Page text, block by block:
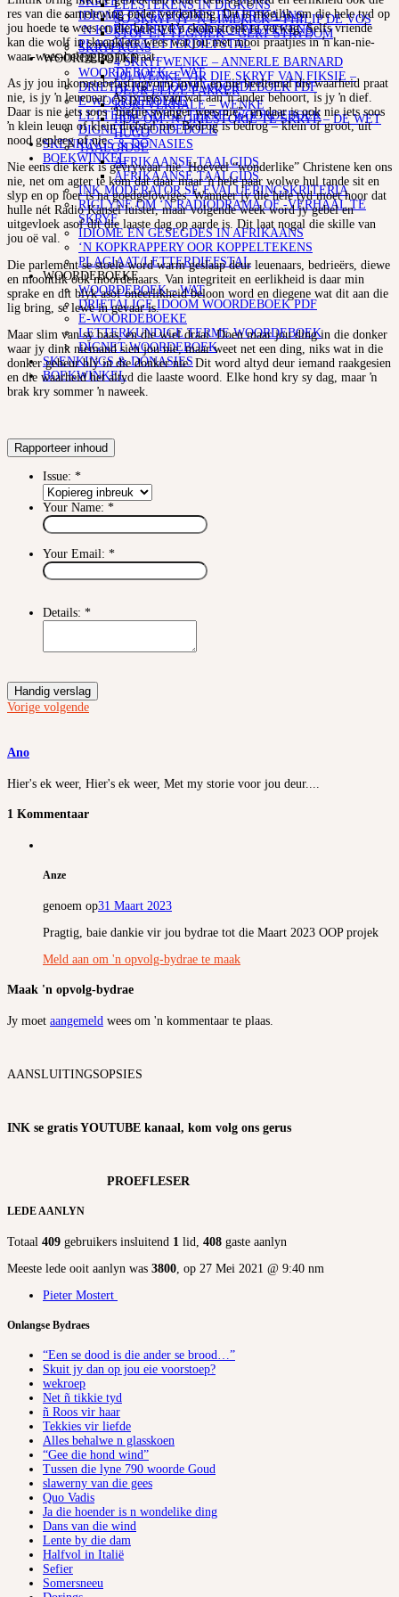
IDIOME EN GESEGDES IN AFRIKAANS
‘N KOPKRAPPERY OOR KOPPELTEKENS
PLAGIAAT/LETTERDIEFSTAL
WOORDEBOEKE
WOORDEBOEK – WAT
DRIETALIGE IDOOM WOORDEBOEK PDF
E-WOORDEBOEKE
LETTERKUNDIGE TERME WOORDEBOEK
DIGNET WOORDEBOEK
SKENKINGS & DONASIES
BOEKWINKEL
LEESTEKENS IN DIGKUNS
SO SKRYF JY ‘N LIMERICK – PHILIP DE VOS
STOF EN TEGNIEK – GERT STRYDOM
SKRYFKUNS
4 SKRYFWENKE – ANNERLE BARNARD
101 WENKE VIR DIE SKRYF VAN FIKSIE –
DEUR ELIZE PARKER
KORTVERHALE – WENKE
HOE OM ‘N GRILSTORIE TE SKRYF – DE WET
HUGO
TAALGIDSE
AFRIKAANSE TAALGIDS
AFRIKAANSE TAALGIDS
INK MODERATOR SE EVALUERINGSKRITERIA
RIGLYNE OM ‘N RADIODRAMA OF -VERHAAL TE
SKRYF
IDIOME EN GESEGDES IN AFRIKAANS
‘N KOPKRAPPERY OOR KOPPELTEKENS
PLAGIAAT/LETTERDIEFSTAL
WOORDEBOEKE
WOORDEBOEK – WAT
DRIETALIGE IDOOM WOORDEBOEK PDF
E-WOORDEBOEKE
LETTERKUNDIGE TERME WOORDEBOEK
DIGNET WOORDEBOEK
SKENKINGS & DONASIES
BOEKWINKEL
res van die samelewing onder verdenking. Dit is moeilik om die hele tyd op
jou hoede te wees en die hele tyd ŉ skelmstreek te verwag. Selfs vriende
kan die wolf in skaapklere wees wat jou met mooi praatjies in ŉ kan-nie-
waar-wees-belegging in praat.
As jy jou inkomstebelastingvorm invul, en nie heeltemal die waarheid praat
nie, is jy ŉ leuenaar. As jy iets van wat aan ŉ ander behoort, is jy ŉ dief.
Daar is nie iets soos “bietjie swanger wees nie”, en daar is ook nie iets soos
ŉ klein leuen of klein diefstal nie. Bedrog is bedrog – klein of groot, uit
nood gepleeg of nie.
Nie eens die kerk is gevrywaar nie. Hoeveel “wonderlike” Christene ken ons
nie, net om agter te kom dat daar maar ŉ hele paar wolwe hul tande sit en
slyp en op loer is na goedgelowiges. Wanneer jy die hele tyd moet hoor dat
hulle nét Radio Kansel luister, maar volgende week word jy gebel en
uitgevloek asof dit die laaste dag op aarde is. Dit laat nogal die skille van
jou oë val.
Die parlement se stoele word warm geslaap deur leuenaars, bedrieërs, diewe
en moontlik ook moordenaars. Van integriteit en eerlikheid is daar min
sprake en dit blyk asof oneerlikheid beloon word en diegene wat dit aan die
lig bring, se lewe in gevaar is.
Maar slim van sy baas, en die wiel draai. Doen maar jou ding in die donker
waar jy dink niemand sien jou nie, maar weet net een ding, niks wat in die
donker gebeur blý in die donker nie. Dit word altyd deur iemand raakgesien
en die waarheid het altyd die laaste woord. Elke hond kry sy dag, maar ŉ
brak kry sommer ŉ naweek.
Rapporteer inhoud
Issue: *
Your Name: *
Your Email: *
Details: *
Handig verslag
Vorige volgende
Ano
Hier's ek weer, Hier's ek weer, Met my storie voor jou deur....
1 Kommentaar
Anze
genoem op31 Maart 2023
Pragtig, baie dankie vir jou bydrae tot die Maart 2023 OOP projek
Meld aan om 'n opvolg-bydrae te maak
Maak 'n opvolg-bydrae
Jy moet aangemeld wees om 'n kommentaar te plaas.
AANSLUITINGSOPSIES
INK se gratis YOUTUBE kanaal, kom volg ons gerus
PROEFLESER
LEDE AANLYN
Totaal 409 gebruikers insluitend 1 lid, 408 gaste aanlyn
Meeste lede ooit aanlyn was 3800 , op 27 Mei 2021 @ 9:40 nm
Pieter Mostert
Onlangse Bydraes
“Een se dood is die ander se brood…”
Skuit jy dan op jou eie voorstoep?
wekroep
Net ñ tikkie tyd
ñ Roos vir haar
Tekkies vir liefde
Alles behalwe n glasskoen
“Gee die hond wind”
Tussen die lyne 790 woorde Goud
slawerny van die gees
Quo Vadis
Ja die hoender is n wondelike ding
Dans van die wind
Lente by die dam
Halfvol in Italië
Sefier
Somersneeu